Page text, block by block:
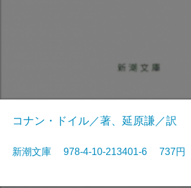
コナン・ドイル／著、延原謙／訳
新潮文庫 978-4-10-213401-6 737円